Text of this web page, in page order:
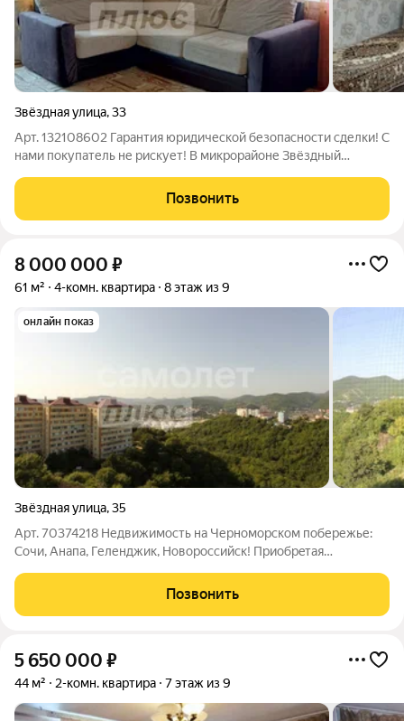
Звёздная улица,33
Арт. 132108602 Гарантия юридической безопасности сделки! С
нами покупатель не рискует! В микрорайоне Звёздный
с двумя изолированными комнатами 11 кв. м и 16 кв. м,
соответственно, и кухней -
Позвонить
8 000 000 ₽
61 м² 4-комн. квартира 8 этаж из 9
онлайн показ
Звёздная улица,35
Арт. 70374218 Недвижимость на Черноморском побережье:
Сочи, Анапа, Геленджик, Новороссийск! Приoбpeтaя
пocкoльку объекты прoверяютcя нашими юристами и к
момeнту пpoдажи мы пpeдостaвим полный
Позвонить
5 650 000 ₽
44 м² 2-комн. квартира 7 этаж из 9